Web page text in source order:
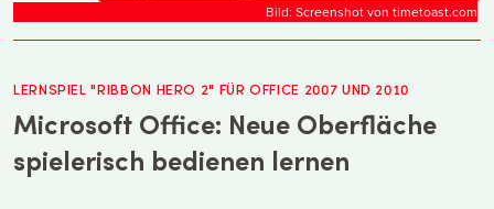
Bild: Screenshot von timetoast.com
LERNSPIEL "RIBBON HERO 2" FÜR OFFICE 2007 UND 2010
Microsoft Office: Neue Oberfläche
spielerisch bedienen lernen